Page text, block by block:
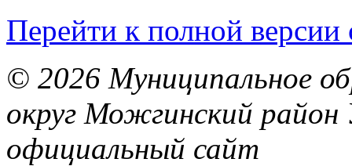
Перейти к полной версии
© 2026 Муниципальное
округ Можгинский район
официальный сайт